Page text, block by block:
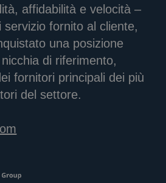
affidabilità e velocità –
servizio fornito al cliente,
una posizione
di riferimento,
fornitori principali dei più
del settore.